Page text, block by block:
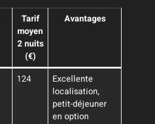
Tarif
moyen
2 nuits
(€)
Avantages
124
Excellente
localisation,
petit-déjeuner
en option